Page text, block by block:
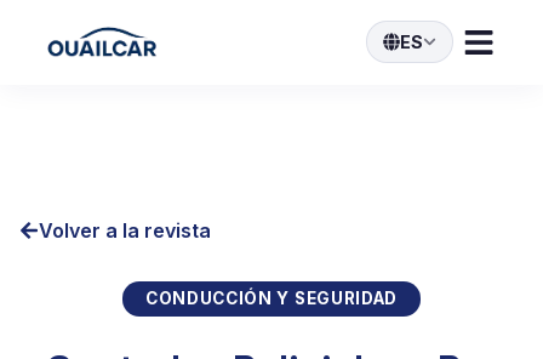
ES
Volver a la revista
CONDUCCIÓN Y SEGURIDAD